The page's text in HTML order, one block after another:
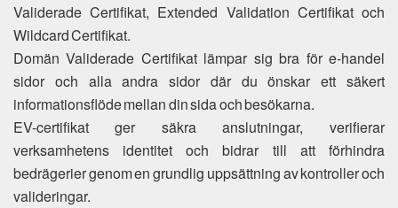
Validerade Certifikat, Extended Validation Certifikat och
Wildcard Certifikat.
Domän Validerade Certifikat lämpar sig bra för e-handel
sidor och alla andra sidor där du önskar ett säkert
informationsflöde mellan din sida och besökarna.
EV-certifikat ger säkra anslutningar, verifierar
verksamhetens identitet och bidrar till att förhindra
bedrägerier genom en grundlig uppsättning av kontroller och
valideringar.